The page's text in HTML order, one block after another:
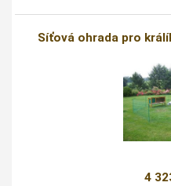
Síťová ohrada pro
4